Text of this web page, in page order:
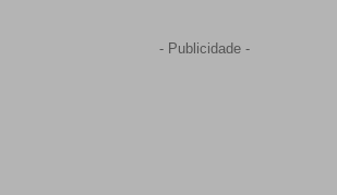
- Publicidade -